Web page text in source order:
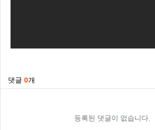
댓글 0개
등록된 댓글이 없습니다.